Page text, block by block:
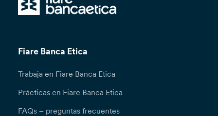
Fiare Banca Etica
Trabaja en Fiare Banca Etica
Prácticas en Fiare Banca Etica
FAQs – preguntas frecuentes